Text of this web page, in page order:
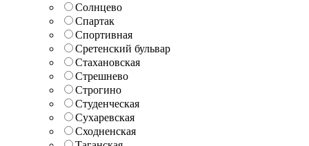
Солнцево
Спартак
Спортивная
Сретенский бульвар
Стахановская
Стрешнево
Строгино
Студенческая
Сухаревская
Сходненская